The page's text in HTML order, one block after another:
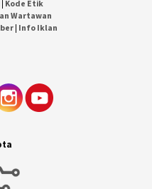
| Kode Etik
Wartawan
| Info Iklan